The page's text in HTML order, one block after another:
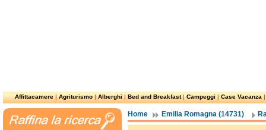
Affittacamere|Agriturismo|Alberghi|Bed and Breakfast|Campeggi|Case Vacanza
Home Emilia Romagna (14731)